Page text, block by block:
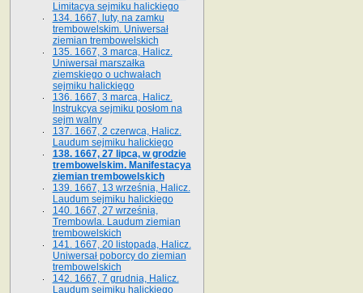
Limitacya sejmiku halickiego
134. 1667, luty, na zamku
trembowelskim. Uniwersał
ziemian trembowelskich
135. 1667, 3 marca, Halicz.
Uniwersał marszałka
ziemskiego o uchwałach
sejmiku halickiego
136. 1667, 3 marca, Halicz.
Instrukcya sejmiku posłom na
sejm walny
137. 1667, 2 czerwca, Halicz.
Laudum sejmiku halickiego
138. 1667, 27 lipca, w grodzie
trembowelskim. Manifestacya
ziemian trembowelskich
139. 1667, 13 września, Halicz.
Laudum sejmiku halickiego
140. 1667, 27 września,
Trembowla. Laudum ziemian
trembowelskich
141. 1667, 20 listopada, Halicz.
Uniwersał poborcy do ziemian
trembowelskich
142. 1667, 7 grudnia, Halicz.
Laudum sejmiku halickiego